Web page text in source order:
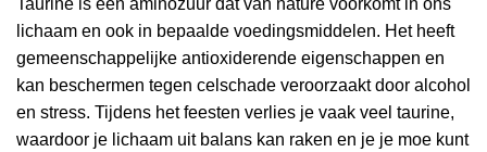
Taurine is een aminozuur dat van nature voorkomt in ons
lichaam en ook in bepaalde voedingsmiddelen. Het heeft
gemeenschappelijke antioxiderende eigenschappen en
kan beschermen tegen celschade veroorzaakt door alcohol
en stress. Tijdens het feesten verlies je vaak veel taurine,
waardoor je lichaam uit balans kan raken en je je moe kunt